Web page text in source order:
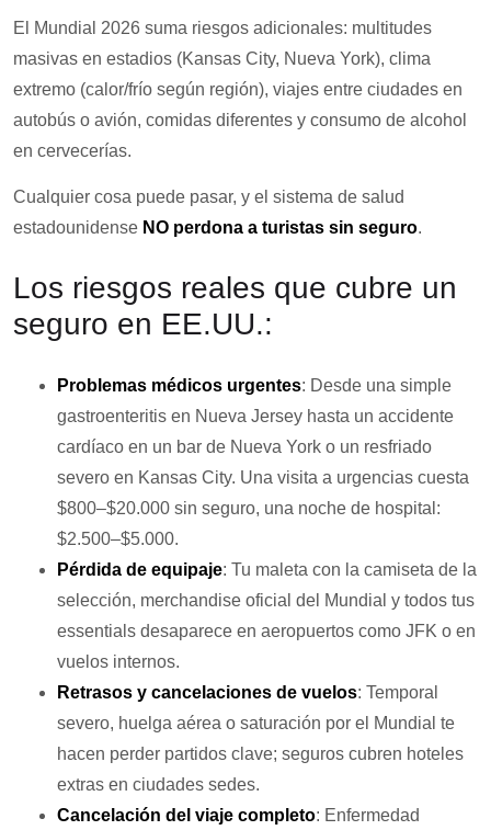
El Mundial 2026 suma riesgos adicionales: multitudes
masivas en estadios (Kansas City, Nueva York), clima
extremo (calor/frío según región), viajes entre ciudades en
autobús o avión, comidas diferentes y consumo de alcohol
en cervecerías.
Cualquier cosa puede pasar, y el sistema de salud
estadounidense NO perdona a turistas sin seguro.
Los riesgos reales que cubre un
seguro en EE.UU.:
Problemas médicos urgentes: Desde una simple
gastroenteritis en Nueva Jersey hasta un accidente
cardíaco en un bar de Nueva York o un resfriado
severo en Kansas City. Una visita a urgencias cuesta
$800–$20.000 sin seguro, una noche de hospital:
$2.500–$5.000.
Pérdida de equipaje: Tu maleta con la camiseta de la
selección, merchandise oficial del Mundial y todos tus
essentials desaparece en aeropuertos como JFK o en
vuelos internos.
Retrasos y cancelaciones de vuelos: Temporal
severo, huelga aérea o saturación por el Mundial te
hacen perder partidos clave; seguros cubren hoteles
extras en ciudades sedes.
Cancelación del viaje completo: Enfermedad